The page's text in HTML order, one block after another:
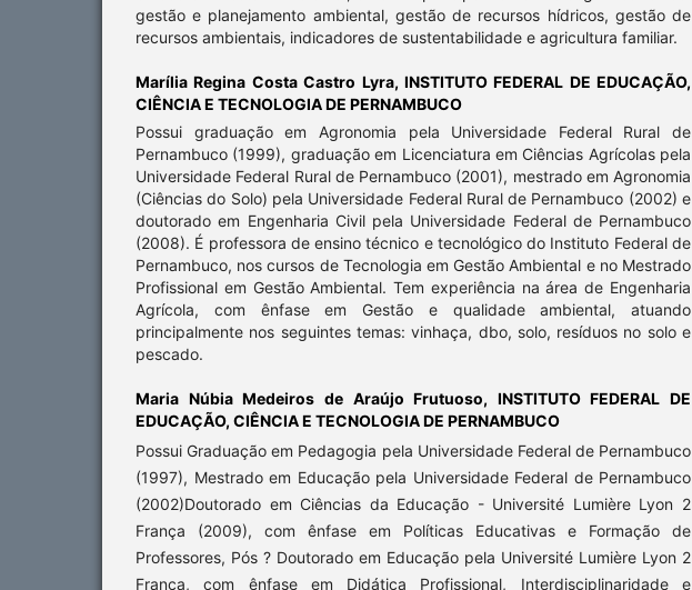
gestão e planejamento ambiental, gestão de recursos hídricos, gestão de
recursos ambientais, indicadores de sustentabilidade e agricultura familiar.
Marília Regina Costa Castro Lyra, INSTITUTO FEDERAL DE EDUCAÇÃO,
CIÊNCIA E TECNOLOGIA DE PERNAMBUCO
Possui graduação em Agronomia pela Universidade Federal Rural de
Pernambuco (1999), graduação em Licenciatura em Ciências Agrícolas pela
Universidade Federal Rural de Pernambuco (2001), mestrado em Agronomia
(Ciências do Solo) pela Universidade Federal Rural de Pernambuco (2002) e
doutorado em Engenharia Civil pela Universidade Federal de Pernambuco
(2008). É professora de ensino técnico e tecnológico do Instituto Federal de
Pernambuco, nos cursos de Tecnologia em Gestão Ambiental e no Mestrado
Profissional em Gestão Ambiental. Tem experiência na área de Engenharia
Agrícola, com ênfase em Gestão e qualidade ambiental, atuando
principalmente nos seguintes temas: vinhaça, dbo, solo, resíduos no solo e
pescado.
Maria Núbia Medeiros de Araújo Frutuoso, INSTITUTO FEDERAL DE
EDUCAÇÃO, CIÊNCIA E TECNOLOGIA DE PERNAMBUCO
Possui Graduação em Pedagogia pela Universidade Federal de Pernambuco
(1997), Mestrado em Educação pela Universidade Federal de Pernambuco
(2002)Doutorado em Ciências da Educação - Université Lumière Lyon 2
França (2009), com ênfase em Políticas Educativas e Formação de
Professores, Pós ? Doutorado em Educação pela Université Lumière Lyon 2
França, com ênfase em Didática Profissional, Interdisciplinaridade e